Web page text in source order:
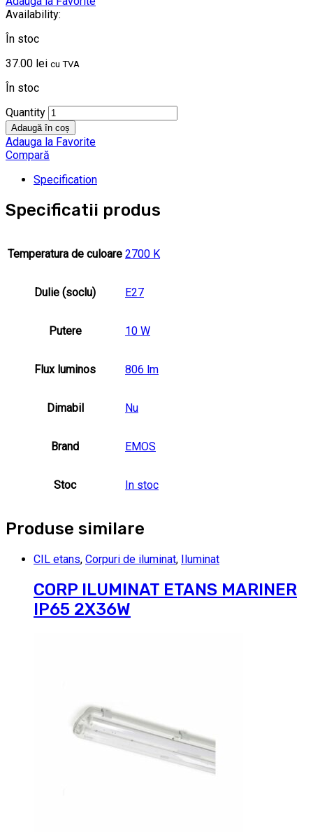
Availability:
În stoc
37.00 lei cu TVA
În stoc
Quantity
Adaugă în coș
Adauga la Favorite
Compară
Specification
Specificatii produs
Temperatura de culoare 2700 K
Dulie (soclu) E27
Putere 10 W
Flux luminos 806 lm
Dimabil Nu
Brand EMOS
Stoc In stoc
Produse similare
CIL etans, Corpuri de iluminat, Iluminat
CORP ILUMINAT ETANS MARINER
IP65 2X36W